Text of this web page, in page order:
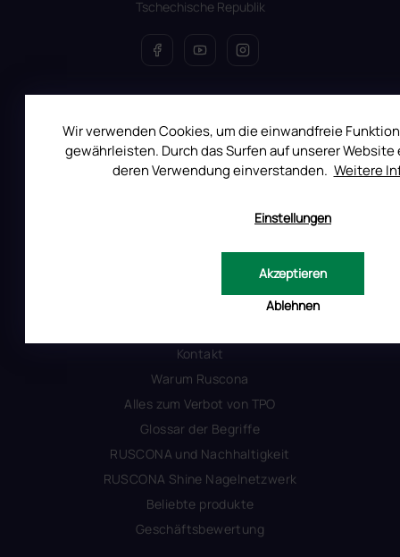
Wir verwenden Cookies, um die einwandfreie
gewährleisten. Durch das Surfen auf unserer Website
deren Verwendung einverstanden. Weitere
Einstellungen
Ablehnen
Akzeptieren
Tschechische Republik
Reklamation
Uber RUSCONA
Allgemeine Geschäftsbedingungen
Kontakt
Warum Ruscona
Alles zum Verbot von TPO
Glossar der Begriffe
RUSCONA und Nachhaltigkeit
RUSCONA Shine Nagelnetzwerk
Beliebte produkte
Geschäftsbewertung